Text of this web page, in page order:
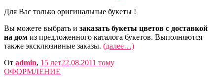
Для Вас только оригинальные букеты !
Вы можете выбрать и заказать букеты цветов с доставкой
на дом из предложенного каталога букетов. Выполняются
также эксклюзивные заказы. (далее…)
От admin, 15 лет22.08.2011 тому
ОФОРМЛЕНИЕ